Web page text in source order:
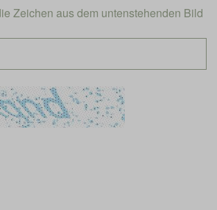
Zeichen aus dem untenstehenden Bild